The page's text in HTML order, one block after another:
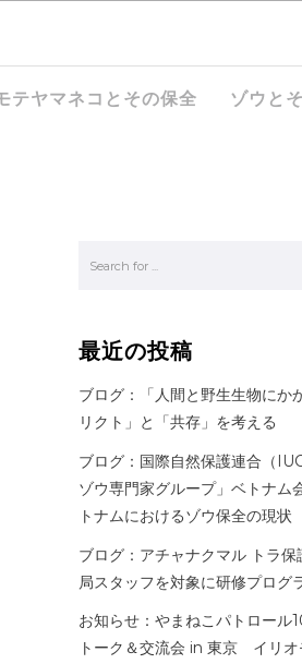
テヤマネコとその保全 ゾウと
最近の投稿
ブログ：「人間と野生生物にか
リクト」と「共存」を考える
ブログ：国際自然保護連合（
ゾウ専門家グループ」ベトナム
トナムにおけるゾウ保全の現状
ブログ：アチャナクマル トラ保
局スタッフを対象に研修プログ
お知らせ：やまねこパトロール
トーク＆交流会 in 東京 イリオ